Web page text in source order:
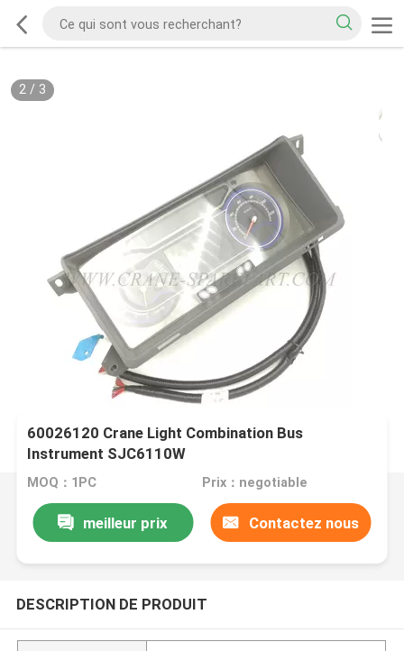
2/ 3
60026120 Crane Light Combination Bus
Instrument SJC6110W
MOQ：1PC Prix：negotiable
meilleur prix Contactez nous
DESCRIPTION DE PRODUIT